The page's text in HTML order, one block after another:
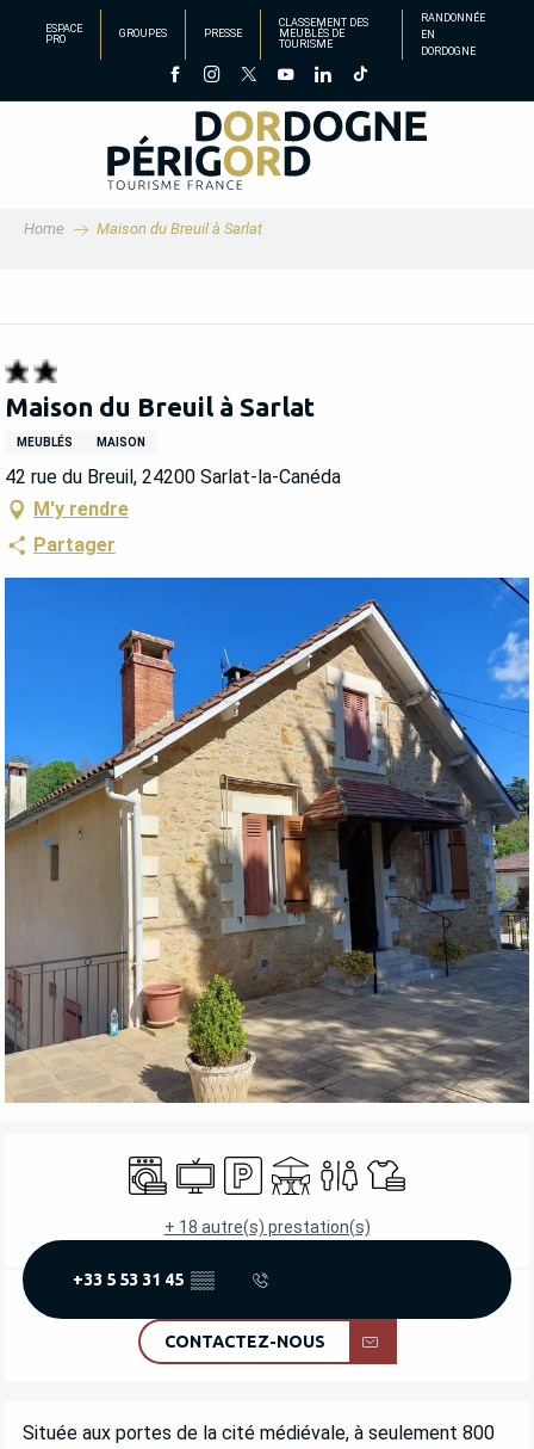
principal
ESPACE
PRO
GROUPES PRESSE
CLASSEMENT DES
MEUBLÉS DE
TOURISME
RANDONNÉE
EN
DORDOGNE
Home Maison du Breuil à Sarlat
Maison du Breuil à Sarlat
MEUBLÉS MAISON
42 rue du Breuil, 24200 Sarlat-la-Canéda
M'y rendre
Partager
OUVERTURE ET COORDONNÉES
Lave lingeTélévisionParkingTerrasseToilettesDraps et linge
+ 18 autre(s) prestation(s)
+33 5 53 31 45 ▒▒
CONTACTEZ-NOUS
DESCRIPTION
Située aux portes de la cité médiévale, à seulement 800